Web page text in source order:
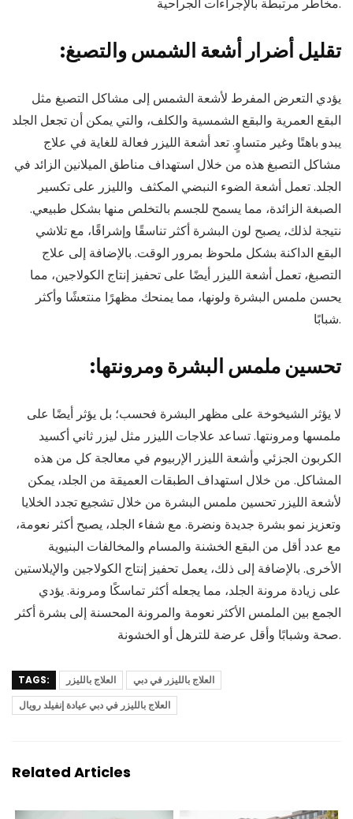
:تقليل أضرار أشعة الشمس والتصبغ
يؤدي التعرض المفرط لأشعة الشمس إلى مشاكل التصبغ مثل
البقع العمرية والبقع الشمسية والكلف، والتي يمكن أن تجعل الجلد
يبدو باهتًا وغير متساوٍ. تعد أشعة الليزر فعالة للغاية في علاج
مشاكل التصبغ هذه من خلال استهداف مناطق الميلانين الزائد في
الجلد. تعمل أشعة الضوء النبضي المكثف والليزر على تكسير
الصبغة الزائدة، مما يسمح للجسم بالتخلص منها بشكل طبيعي.
نتيجة لذلك، يصبح لون البشرة أكثر تناسقًا وإشراقًا، مع تلاشي
البقع الداكنة بشكل ملحوظ بمرور الوقت. بالإضافة إلى علاج
التصبغ، تعمل أشعة الليزر أيضًا على تحفيز إنتاج الكولاجين، مما
يحسن ملمس البشرة ولونها، مما يمنحك مظهرًا منتعشًا وأكثر
شبابًا.
:تحسين ملمس البشرة ومرونتها
لا يؤثر الشيخوخة على مظهر البشرة فحسب؛ بل يؤثر أيضًا على
ملمسها ومرونتها. تساعد علاجات الليزر مثل ليزر ثاني أكسيد
الكربون الجزئي وأشعة الليزر الإربيوم في معالجة كل من هذه
المشاكل. من خلال استهداف الطبقات العميقة من الجلد، يمكن
لأشعة الليزر تحسين ملمس البشرة من خلال تشجيع تجدد الخلايا
وتعزيز نمو بشرة جديدة ونضرة. مع شفاء الجلد، يصبح أكثر نعومة،
مع عدد أقل من البقع الخشنة والمسام والمخالفات البنيوية
الأخرى. بالإضافة إلى ذلك، يعمل تحفيز إنتاج الكولاجين والإيلاستين
على زيادة مرونة الجلد، مما يجعله أكثر تماسكًا ومرونة. يؤدي
الجمع بين الملمس الأكثر نعومة والمرونة المحسنة إلى بشرة أكثر
صحة وشبابًا وأقل عرضة للترهل أو الخشونة.
TAGS: العلاج بالليزر
العلاج بالليزر في دبي
العلاج بالليزر في دبي عيادة إنفيلد رويال
Related Articles